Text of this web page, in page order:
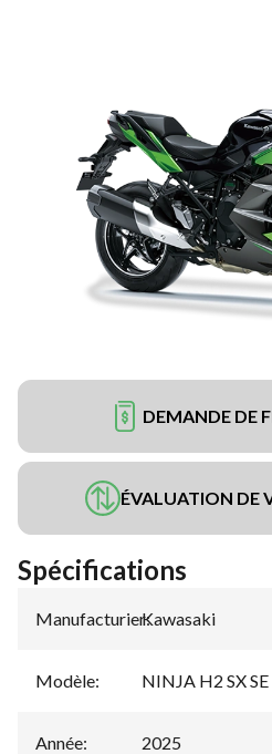
DEMANDE DE
ÉVALUATION DE
Spécifications
Manufacturier:
Kawasaki
Modèle: NINJA H2 SX SE
Année: 2025